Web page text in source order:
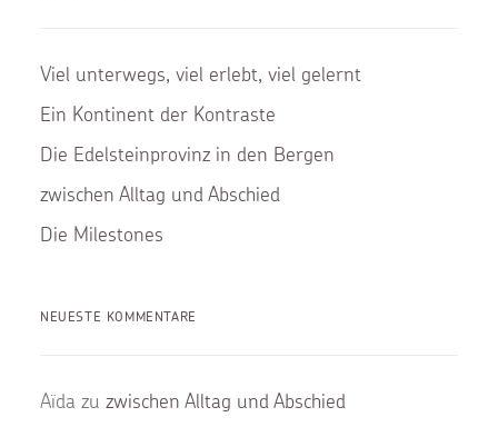
Viel unterwegs, viel erlebt, viel gelernt
Ein Kontinent der Kontraste
Die Edelsteinprovinz in den Bergen
zwischen Alltag und Abschied
Die Milestones
NEUESTE KOMMENTARE
Aïda zu zwischen Alltag und Abschied